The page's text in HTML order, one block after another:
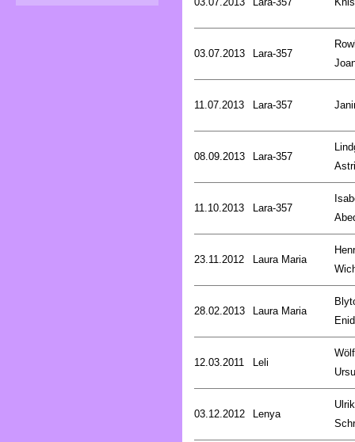
03.07.2013 Lara-357
11.07.2013 Lara-357
08.09.2013 Lara-357
11.10.2013 Lara-357
23.11.2012 Laura Maria
28.02.2013 Laura Maria
Enid
12.03.2011 Leli
03.12.2012 Lenya